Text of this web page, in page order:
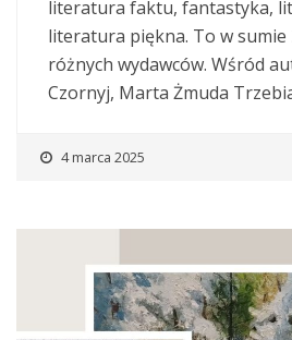
literatura faktu, fantastyka,
literatura piękna. To w sumie
różnych wydawców. Wśród
Czornyj, Marta Żmuda
4 marca 2025